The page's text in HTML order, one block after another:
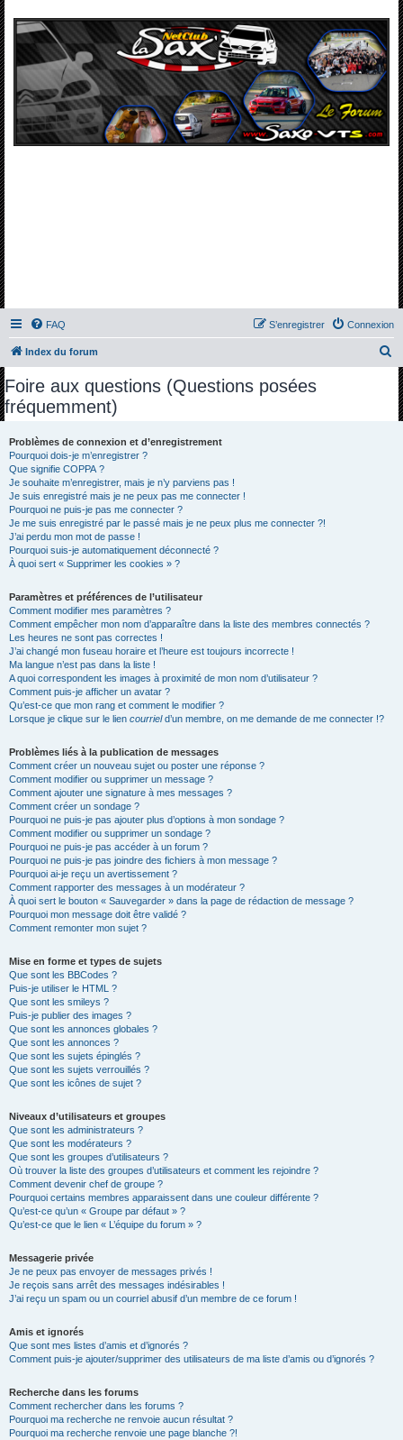
FAQ Connexion
S’enregistrer
Index du forum
Foire aux questions (Questions posées
fréquemment)
Problèmes de connexion et d’enregistrement
Pourquoi dois-je m’enregistrer ?
Que signifie COPPA ?
Je souhaite m’enregistrer, mais je n’y parviens pas !
Je suis enregistré mais je ne peux pas me connecter !
Pourquoi ne puis-je pas me connecter ?
Je me suis enregistré par le passé mais je ne peux plus me connecter ?!
J’ai perdu mon mot de passe !
Pourquoi suis-je automatiquement déconnecté ?
À quoi sert « Supprimer les cookies » ?
Paramètres et préférences de l’utilisateur
Comment modifier mes paramètres ?
Comment empêcher mon nom d’apparaître dans la liste des membres connectés ?
Les heures ne sont pas correctes !
J’ai changé mon fuseau horaire et l’heure est toujours incorrecte !
Ma langue n’est pas dans la liste !
A quoi correspondent les images à proximité de mon nom d’utilisateur ?
Comment puis-je afficher un avatar ?
Qu’est-ce que mon rang et comment le modifier ?
Lorsque je clique sur le lien courrield’un membre, on me demande de me connecter !?
Problèmes liés à la publication de messages
Comment créer un nouveau sujet ou poster une réponse ?
Comment modifier ou supprimer un message ?
Comment ajouter une signature à mes messages ?
Comment créer un sondage ?
Pourquoi ne puis-je pas ajouter plus d’options à mon sondage ?
Comment modifier ou supprimer un sondage ?
Pourquoi ne puis-je pas accéder à un forum ?
Pourquoi ne puis-je pas joindre des fichiers à mon message ?
Pourquoi ai-je reçu un avertissement ?
Comment rapporter des messages à un modérateur ?
À quoi sert le bouton « Sauvegarder » dans la page de rédaction de message ?
Pourquoi mon message doit être validé ?
Comment remonter mon sujet ?
Mise en forme et types de sujets
Que sont les BBCodes ?
Puis-je utiliser le HTML ?
Que sont les smileys ?
Puis-je publier des images ?
Que sont les annonces globales ?
Que sont les annonces ?
Que sont les sujets épinglés ?
Que sont les sujets verrouillés ?
Que sont les icônes de sujet ?
Niveaux d’utilisateurs et groupes
Que sont les administrateurs ?
Que sont les modérateurs ?
Que sont les groupes d’utilisateurs ?
Où trouver la liste des groupes d’utilisateurs et comment les rejoindre ?
Comment devenir chef de groupe ?
Pourquoi certains membres apparaissent dans une couleur différente ?
Qu’est-ce qu’un « Groupe par défaut » ?
Qu’est-ce que le lien « L’équipe du forum » ?
Messagerie privée
Je ne peux pas envoyer de messages privés !
Je reçois sans arrêt des messages indésirables !
J’ai reçu un spam ou un courriel abusif d’un membre de ce forum !
Amis et ignorés
Que sont mes listes d’amis et d’ignorés ?
Comment puis-je ajouter/supprimer des utilisateurs de ma liste d’amis ou d’ignorés ?
Recherche dans les forums
Comment rechercher dans les forums ?
Pourquoi ma recherche ne renvoie aucun résultat ?
Pourquoi ma recherche renvoie une page blanche ?!